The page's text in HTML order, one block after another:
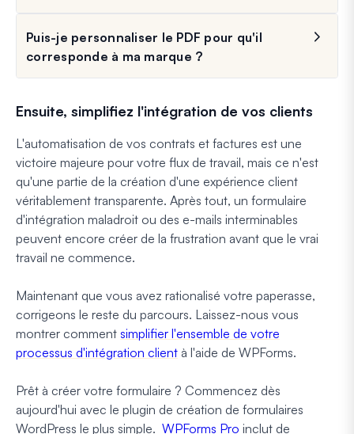
Puis-je personnaliser le PDF pour qu'il
corresponde à ma marque ?
Ensuite, simplifiez l'intégration de vos clients
L'automatisation de vos contrats et factures est une
victoire majeure pour votre flux de travail, mais ce n'est
qu'une partie de la création d'une expérience client
véritablement transparente. Après tout, un formulaire
d'intégration maladroit ou des e-mails interminables
peuvent encore créer de la frustration avant que le vrai
travail ne commence.
Maintenant que vous avez rationalisé votre paperasse,
corrigeons le reste du parcours. Laissez-nous vous
montrer comment simplifier l'ensemble de votre
processus d'intégration client à l'aide de WPForms.
Prêt à créer votre formulaire ? Commencez dès
aujourd'hui avec le plugin de création de formulaires
WordPress le plus simple. WPForms Pro inclut de